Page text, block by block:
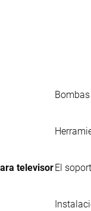
televisor El